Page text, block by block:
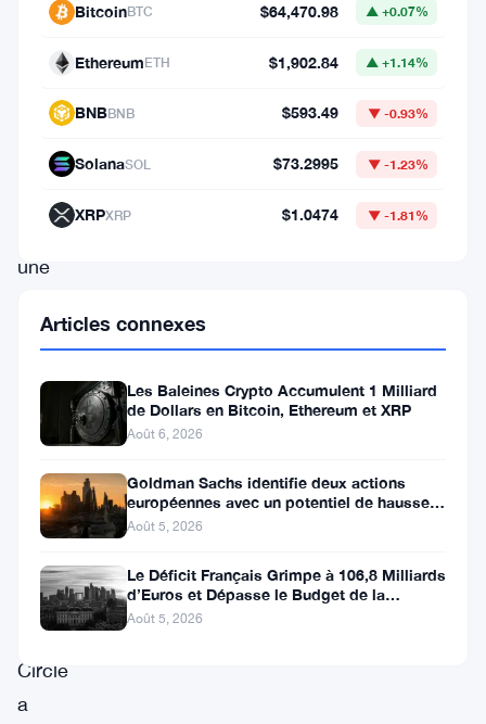
l’US
Dollar
Coin
USDC
une
excitante
Selon
leur
annonce
avril,
Circle
a
BitcoinBTC $64,470.98 ▲ +0.07%
EthereumETH $1,902.84 ▲ +1.14%
BNBBNB $593.49 ▼ -0.93%
SolanaSOL $73.2995 ▼ -1.23%
XRPXRP $1.0474 ▼ -1.81%
Articles connexes
Les Baleines Crypto Accumulent 1 Milliard
de Dollars en Bitcoin, Ethereum et XRP
Août 6, 2026
Goldman Sachs identifie deux actions
européennes avec un potentiel de hausse
de plus de 100 %
Août 5, 2026
Le Déficit Français Grimpe à 106,8 Milliards
d’Euros et Dépasse le Budget de la
Défense
Août 5, 2026